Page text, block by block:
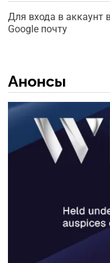
Для входа в аккаунт
Google почту
Анонсы